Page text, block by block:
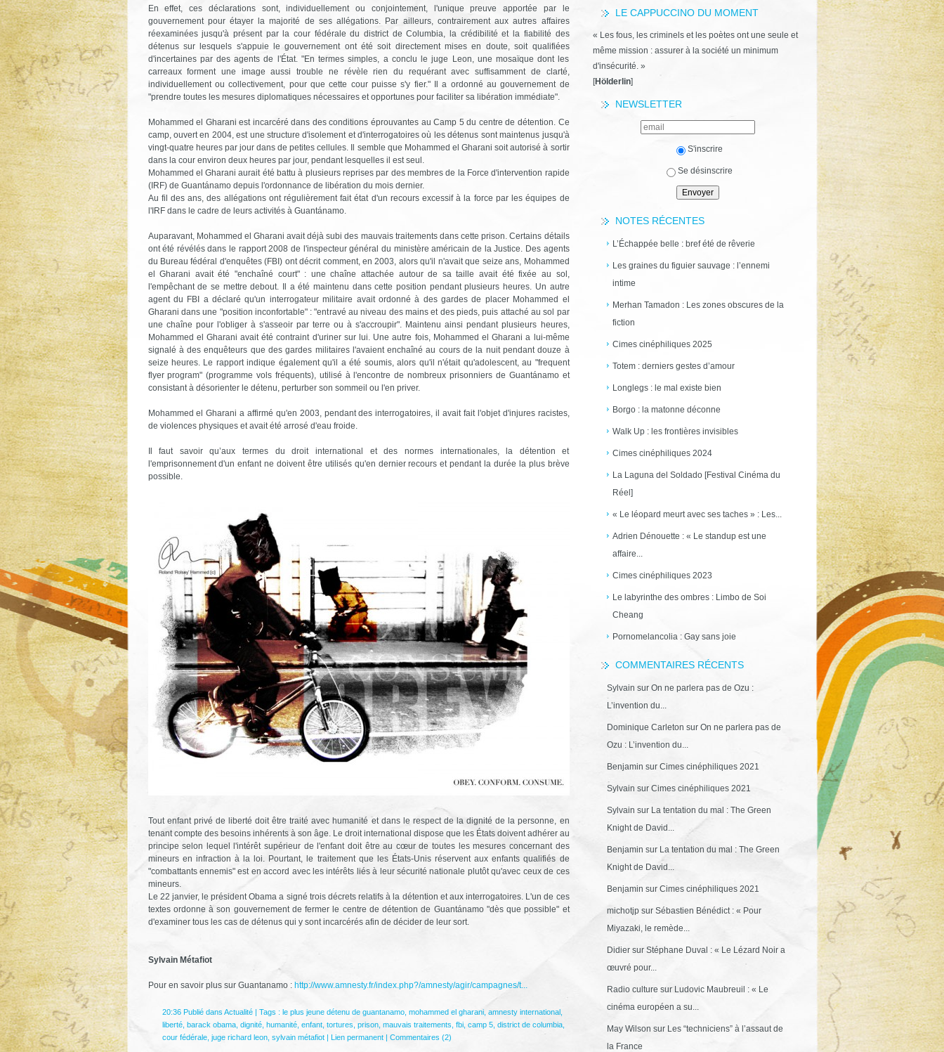
LE CAPPUCCINO DU MOMENT
« Les fous, les criminels et les poètes ont une seule et
même mission : assurer à la société un minimum
d'insécurité. »
[Hölderlin]
NEWSLETTER
S'inscrire
Se désinscrire
NOTES RÉCENTES
L’Échappée belle : bref été de rêverie
Les graines du figuier sauvage : l’ennemi
intime
Merhan Tamadon : Les zones obscures de la
fiction
Cimes cinéphiliques 2025
Totem : derniers gestes d’amour
Longlegs : le mal existe bien
Borgo : la matonne déconne
Walk Up : les frontières invisibles
Cimes cinéphiliques 2024
La Laguna del Soldado [Festival Cinéma du
Réel]
« Le léopard meurt avec ses taches » : Les...
Adrien Dénouette : « Le standup est une
affaire...
Cimes cinéphiliques 2023
Le labyrinthe des ombres : Limbo de Soi
Cheang
Pornomelancolia : Gay sans joie
COMMENTAIRES RÉCENTS
Sylvain sur On ne parlera pas de Ozu :
L’invention du...
Dominique Carleton sur On ne parlera pas de
Ozu : L’invention du...
Benjamin sur Cimes cinéphiliques 2021
Sylvain sur Cimes cinéphiliques 2021
Sylvain sur La tentation du mal : The Green
Knight de David...
Benjamin sur La tentation du mal : The Green
Knight de David...
Benjamin sur Cimes cinéphiliques 2021
michotjpsur Sébastien Bénédict : « Pour
Miyazaki, le remède...
Didiersur Stéphane Duval : « Le Lézard Noir a
œuvré pour...
Radio culture sur Ludovic Maubreuil : « Le
cinéma européen a su...
May Wilson sur Les “techniciens” à l’assaut de
la France
En effet, ces déclarations sont, individuellement ou conjointement, l'unique preuve apportée par le
gouvernement pour étayer la majorité de ses allégations. Par ailleurs, contrairement aux autres affaires
réexaminées jusqu'à présent par la cour fédérale du district de Columbia, la crédibilité et la fiabilité des
détenus sur lesquels s'appuie le gouvernement ont été soit directement mises en doute, soit qualifiées
d'incertaines par des agents de l'État. "En termes simples, a conclu le juge Leon, une mosaïque dont les
carreaux forment une image aussi trouble ne révèle rien du requérant avec suffisamment de clarté,
individuellement ou collectivement, pour que cette cour puisse s'y fier." Il a ordonné au gouvernement de
"prendre toutes les mesures diplomatiques nécessaires et opportunes pour faciliter sa libération immédiate".
Mohammed el Gharani est incarcéré dans des conditions éprouvantes au Camp 5 du centre de détention. Ce
camp, ouvert en 2004, est une structure d'isolement et d'interrogatoires où les détenus sont maintenus jusqu'à
vingt-quatre heures par jour dans de petites cellules. Il semble que Mohammed el Gharani soit autorisé à sortir
dans la cour environ deux heures par jour, pendant lesquelles il est seul.
Mohammed el Gharani aurait été battu à plusieurs reprises par des membres de la Force d'intervention rapide
(IRF) de Guantánamo depuis l'ordonnance de libération du mois dernier.
Au fil des ans, des allégations ont régulièrement fait état d'un recours excessif à la force par les équipes de
l'IRF dans le cadre de leurs activités à Guantánamo.
Auparavant, Mohammed el Gharani avait déjà subi des mauvais traitements dans cette prison. Certains détails
ont été révélés dans le rapport 2008 de l'inspecteur général du ministère américain de la Justice. Des agents
du Bureau fédéral d'enquêtes (FBI) ont décrit comment, en 2003, alors qu'il n'avait que seize ans, Mohammed
el Gharani avait été "enchaîné court" : une chaîne attachée autour de sa taille avait été fixée au sol,
l'empêchant de se mettre debout. Il a été maintenu dans cette position pendant plusieurs heures. Un autre
agent du FBI a déclaré qu'un interrogateur militaire avait ordonné à des gardes de placer Mohammed el
Gharani dans une "position inconfortable" : "entravé au niveau des mains et des pieds, puis attaché au sol par
une chaîne pour l'obliger à s'asseoir par terre ou à s'accroupir". Maintenu ainsi pendant plusieurs heures,
Mohammed el Gharani avait été contraint d'uriner sur lui. Une autre fois, Mohammed el Gharani a lui-même
signalé à des enquêteurs que des gardes militaires l'avaient enchaîné au cours de la nuit pendant douze à
seize heures. Le rapport indique également qu'il a été soumis, alors qu'il n'était qu'adolescent, au "frequent
flyer program" (programme vols fréquents), utilisé à l'encontre de nombreux prisonniers de Guantánamo et
consistant à désorienter le détenu, perturber son sommeil ou l'en priver.
Mohammed el Gharani a affirmé qu'en 2003, pendant des interrogatoires, il avait fait l'objet d'injures racistes,
de violences physiques et avait été arrosé d'eau froide.
Il faut savoir qu’aux termes du droit international et des normes internationales, la détention et
l'emprisonnement d'un enfant ne doivent être utilisés qu'en dernier recours et pendant la durée la plus brève
possible.
Tout enfant privé de liberté doit être traité avec humanité et dans le respect de la dignité de la personne, en
tenant compte des besoins inhérents à son âge. Le droit international dispose que les États doivent adhérer au
principe selon lequel l'intérêt supérieur de l'enfant doit être au cœur de toutes les mesures concernant des
mineurs en infraction à la loi. Pourtant, le traitement que les États-Unis réservent aux enfants qualifiés de
"combattants ennemis" est en accord avec les intérêts liés à leur sécurité nationale plutôt qu'avec ceux de ces
mineurs.
Le 22 janvier, le président Obama a signé trois décrets relatifs à la détention et aux interrogatoires. L'un de ces
textes ordonne à son gouvernement de fermer le centre de détention de Guantánamo "dès que possible" et
d'examiner tous les cas de détenus qui y sont incarcérés afin de décider de leur sort.
Sylvain Métafiot
Pour en savoir plus sur Guantanamo : http://www.amnesty.fr/index.php?/amnesty/agir/campagnes/t...
20:36 Publié dans Actualité| Tags : le plus jeune détenu de guantanamo, mohammed el gharani, amnesty international,
liberté, barack obama, dignité, humanité, enfant, tortures prison, mauvais traitements fbi, camp 5, district de columbia,
cour fédérale, juge richard leon, sylvain métafiot| Lien permanent| Commentaires (2)